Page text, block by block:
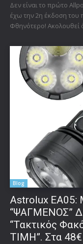
Δεν είναι το πρώτο
έχω την 2η έκδοση του
Φθηνότερο! Ακολουθεί
Blog
Astrolux ΕΑ05:
“ΨΑΓΜΕΝΟΣ”
“Τακτικός
ΤΙΜΗ”. Στα